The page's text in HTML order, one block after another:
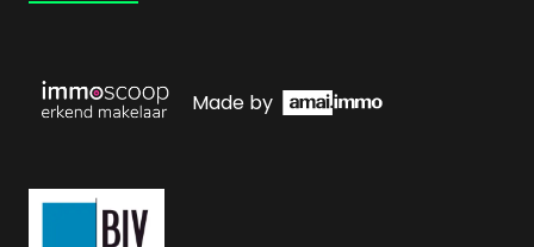
Made by